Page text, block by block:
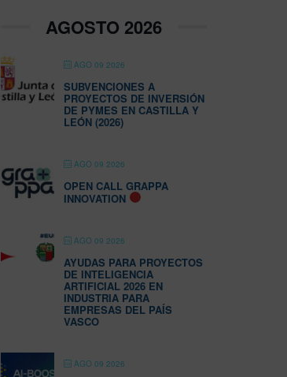
AGOSTO 2026
AGO 09 2026
SUBVENCIONES A
PROYECTOS DE INVERSIÓN
DE PYMES EN CASTILLA Y
LEÓN (2026)
AGO 09 2026
OPEN CALL GRAPPA
INNOVATION
AGO 09 2026
AYUDAS PARA PROYECTOS
DE INTELIGENCIA
ARTIFICIAL 2026 EN
INDUSTRIA PARA
EMPRESAS DEL PAÍS
VASCO
AGO 09 2026